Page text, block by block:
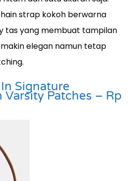
strap kokoh berwarna
tas yang membuat tampilan
elegan namun tetap
Signature
Varsity Patches – Rp